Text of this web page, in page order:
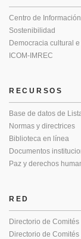
Centro de
Sostenibilidad
Democracia cultural
ICOM-IMREC
RECURSOS
Base de datos de
Normas y directrices
Biblioteca en línea
Documentos
Paz y derechos
RED
Directorio de Comités
Directorio de Comités